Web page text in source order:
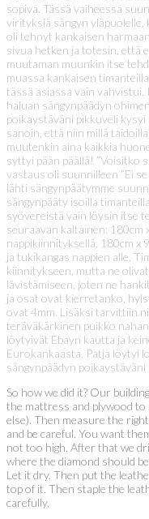
sopiva. Tässä vaiheessa
virityksiä sängyn yläpuolelle,
oli tehnyt kankaisen
sivua hetken ja totesin, että
muutaman muunkin itse
muassa kankaisen
tässä asiassa vain vahvistui.
haluan sängynpäädyn
poikaystäväni pikkuveli
sanoin, että niin millä
muutenkin aina kaikkia
syttyi pään päällä! ”Voisitko
vastaus oli suunnilleen ”Ei
lähti sängynpäätymme
sängynpääty isoilla
syövereistä vain löysin itse
seuraavan kaltainen:
nappikiinnityksellä, 180cm x
ja tukikangas nappien alle.
kiinnitykseen, mutta ne
lävistämiseen, joten ne
ja osat ovat kierretanko,
ovat 4mm. Lisäksi tarvittiin
teräväkärkinen puikko
löytyivät Ebayn kautta ja
Eurokankaasta. Patja löytyi
sängynpäädyn
So how we did it? Our
the mattress and plywood to
else). Then measure the
and be careful. You want
not too high. After that we
where the diamond should
Let it dry. Then put the
top of it. Then staple the
carefully.